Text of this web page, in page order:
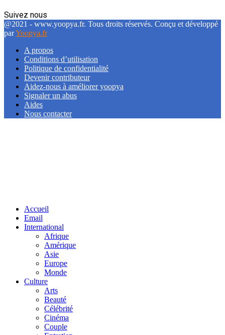
Suivez nous
Facebook
Twitter
Linkedin
@2021 - www.yoopya.fr. Tous droits réservés. Conçu et développé
parYoopya.fr
A propos
Conditions d’utilisation
Politique de confidentialité
Devenir contributeur
Aidez-nous à améliorer yoopya
Signaler un abus
Aides
Nous contacter
Accueil
Email
International
Afrique
Amérique
Asie
Europe
Monde
Culture
Arts
Beauté
Célébrité
Cinéma
Couple